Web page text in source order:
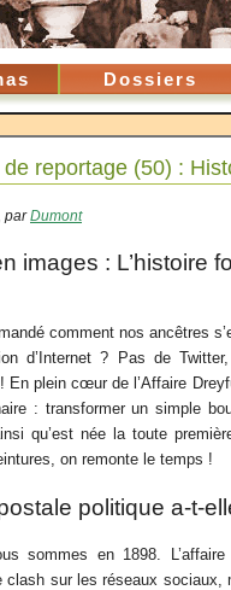
Dossiers
reportage (50) :
parDumont
images : L’histoire
comment nos ancêtres
d’Internet ? Pas de
En plein cœur de l’Affaire
: transformer un simple
qu’est née la toute
on remonte le temps !
politique a-t-
sommes en 1898.
clash sur les réseaux